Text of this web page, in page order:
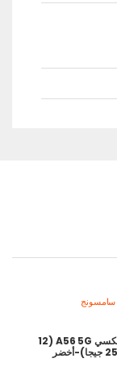
سامسونج
سامسونج جالكسي A56 5G (12